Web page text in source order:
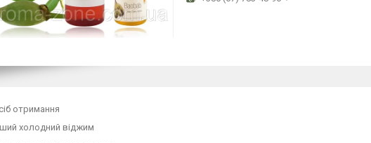
отримання
холодний віджим